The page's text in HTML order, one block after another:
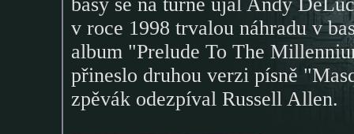
v roce 1998 trvalou náhradu v
album "Prelude To The
přineslo druhou verzi písně
zpěvák odezpíval Russell Allen.